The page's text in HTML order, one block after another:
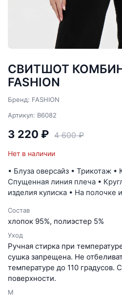
СВИТШОТ
FASHION
Бренд: FASHION
Артикул: B6082
3 220 ₽ 4 600 ₽
Нет в наличии
• Блуза оверсайз • Трикотаж
Спущенная линия плеча •
изделия кулиска • На полочке
Состав
хлопок 95%, полиэстер 5%
Уход
Ручная стирка при
сушка запрещена. Не
температуре до 110 градусов.
поверхности.
M